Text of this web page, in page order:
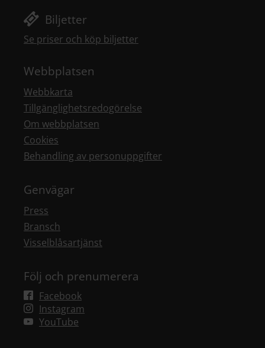
Biljetter
Se priser och köp biljetter
Webbplatsen
Webbkarta
Tillgänglighetsredogörelse
Om webbplatsen
Cookies
Behandling av personuppgifter
Genvägar
Press
Bransch
Visselblåsartjänst
Följ och prenumerera
Facebook
Instagram
YouTube